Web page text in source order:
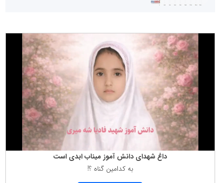
داغ شهدای دانش آموز میناب ابدی است
به كدامین گناه ؟!